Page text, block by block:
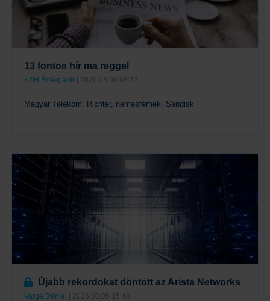
13 fontos hír ma reggel
K&H Értékpapír | 2026.08.06 08:32
Magyar Telekom, Richter, nemesfémek, Sandisk
Újabb rekordokat döntött az Arista Networks
Varga Dániel | 2026.08.05 15:48